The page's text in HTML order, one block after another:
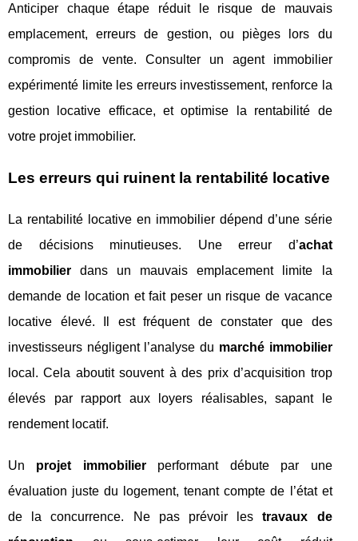
Anticiper chaque étape réduit le risque de mauvais
emplacement, erreurs de gestion, ou pièges lors du
compromis de vente. Consulter un agent immobilier
expérimenté limite les erreurs investissement, renforce la
gestion locative efficace, et optimise la rentabilité de
votre projet immobilier.
Les erreurs qui ruinent la rentabilité locative
La rentabilité locative en immobilier dépend d’une série
de décisions minutieuses. Une erreur d’achat
immobilier dans un mauvais emplacement limite la
demande de location et fait peser un risque de vacance
locative élevé. Il est fréquent de constater que des
investisseurs négligent l’analyse du marché immobilier
local. Cela aboutit souvent à des prix d’acquisition trop
élevés par rapport aux loyers réalisables, sapant le
rendement locatif.
Un projet immobilierperformant débute par une
évaluation juste du logement, tenant compte de l’état et
de la concurrence. Ne pas prévoir lestravaux de